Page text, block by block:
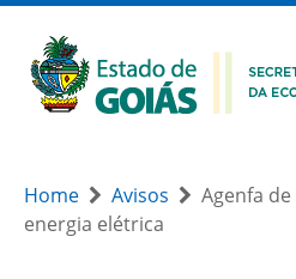
Home Avisos
Agenfa
energia elétrica